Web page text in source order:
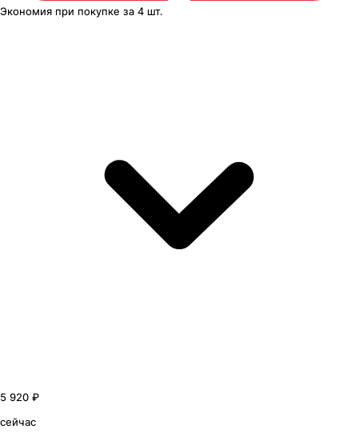
Экономия при покупке за 4 шт.
5 920 ₽
сейчас